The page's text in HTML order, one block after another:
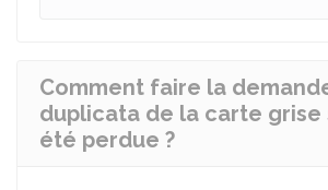
Comment faire la
duplicata de la carte grise
été perdue ?